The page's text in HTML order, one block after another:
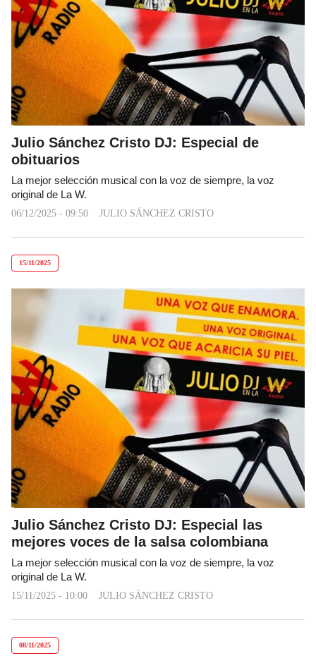
Julio Sánchez Cristo DJ: Especial de
obituarios
La mejor selección musical con la voz de siempre, la voz
original de La W.
06/12/2025 - 09:50 JULIO SÁNCHEZ CRISTO
15/11/2025
Julio Sánchez Cristo DJ: Especial las
mejores voces de la salsa colombiana
La mejor selección musical con la voz de siempre, la voz
original de La W.
15/11/2025 - 10:00 JULIO SÁNCHEZ CRISTO
08/11/2025